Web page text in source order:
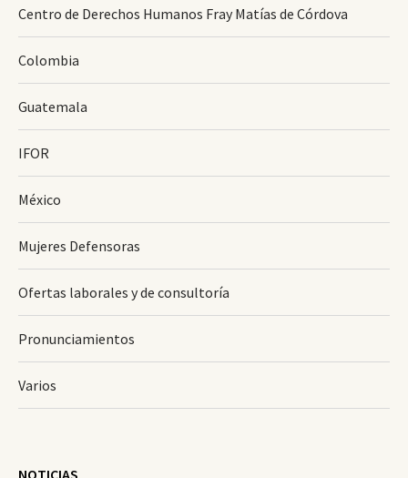
Centro de Derechos Humanos Fray Matías de Córdova
Colombia
Guatemala
IFOR
México
Mujeres Defensoras
Ofertas laborales y de consultoría
Pronunciamientos
Varios
NOTICIAS